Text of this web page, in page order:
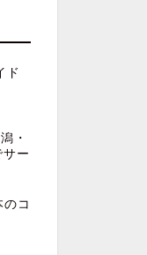
ド
・
ー
のコ